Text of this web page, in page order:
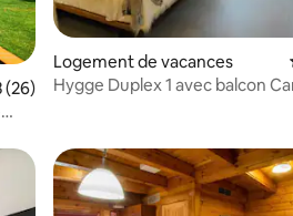
: 5 sur 5
moyenne sur la base de 26
(26)
Logement de vacances
Hygge Duplex 1 avec balcon